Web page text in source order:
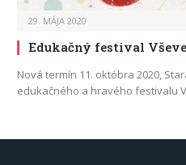
29. MÁJA 2020
Edukačný festival
Nová termín 11. októbra 2020,
edukačného a hravého festivalu